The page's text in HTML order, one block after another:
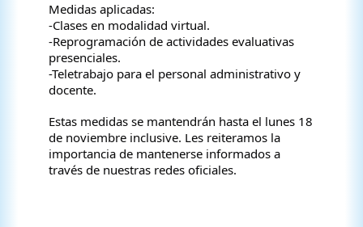
Medidas aplicadas:
-Clases en modalidad virtual.
-Reprogramación de actividades evaluativas
presenciales.
-Teletrabajo para el personal administrativo y
docente.
Estas medidas se mantendrán hasta el lunes 18
de noviembre inclusive. Les reiteramos la
importancia de mantenerse informados a
través de nuestras redes oficiales.